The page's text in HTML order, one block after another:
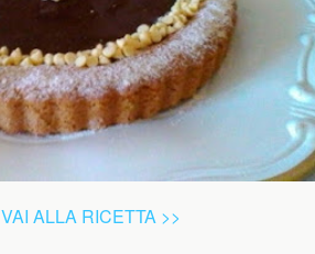
VAI ALLA RICETTA >>